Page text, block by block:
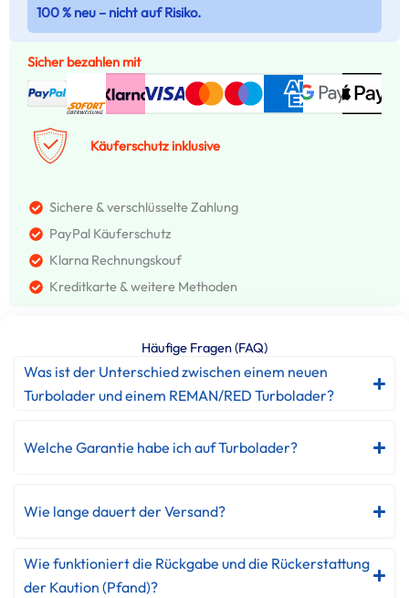
100 % neu – nicht auf Risiko.
Sicher bezahlen mit
Käuferschutz inklusive
Sichere & verschlüsselte Zahlung
PayPal Käuferschutz
Klarna Rechnungskouf
Kreditkarte & weitere Methoden
Häufige Fragen (FAQ)
Was ist der Unterschied zwischen einem neuen
Turbolader und einem REMAN/RED Turbolader?
Welche Garantie habe ich auf Turbolader?
Wie lange dauert der Versand?
Wie funktioniert die Rückgabe und die Rückerstattung
der Kaution (Pfand)?